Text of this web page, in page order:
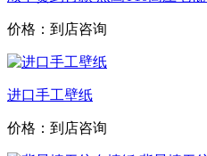
价格：到店咨询
进口手工壁纸
价格：到店咨询